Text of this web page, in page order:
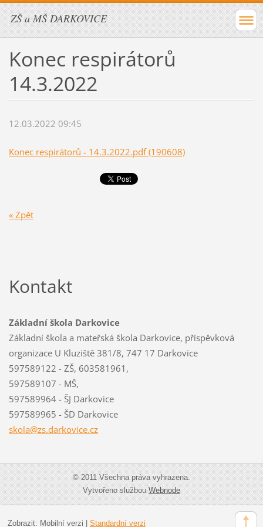
ZŠ a MŠ DARKOVICE
Konec respirátorů
14.3.2022
12.03.2022 09:45
Konec respirátorů - 14.3.2022.pdf (190608)
« Zpět
Kontakt
Základní škola Darkovice
Základní škola a mateřská škola Darkovice, příspěvková
organizace U Kluziště 381/8, 747 17 Darkovice
597589122 - ZŠ, 603581961,
597589107 - MŠ,
597589964 - ŠJ Darkovice
597589965 - ŠD Darkovice
skola@zs.darkovice.cz
© 2011 Všechna práva vyhrazena.
Vytvořeno službouWebnode
Zobrazit: Mobilní verzi Standardní verzi